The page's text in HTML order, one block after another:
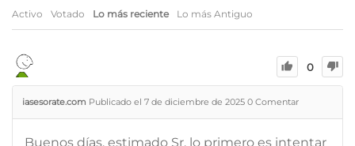
Activo Votado Lo más reciente Lo más Antiguo
0
iasesorate.com Publicado el 7 de diciembre de 2025 0 Comentar
Buenos días, estimado Sr. lo primero es intentar